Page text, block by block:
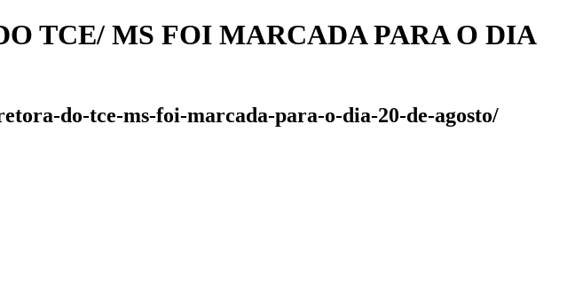
TCE/ MS FOI MARCADA PARA O DIA
do-tce-ms-foi-marcada-para-o-dia-20-de-agosto/